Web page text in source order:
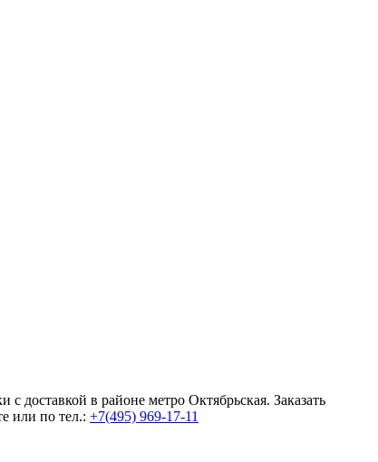
доставкой в районе метро Октябрьская. Заказать
или по тел.: +7(495) 969-17-11